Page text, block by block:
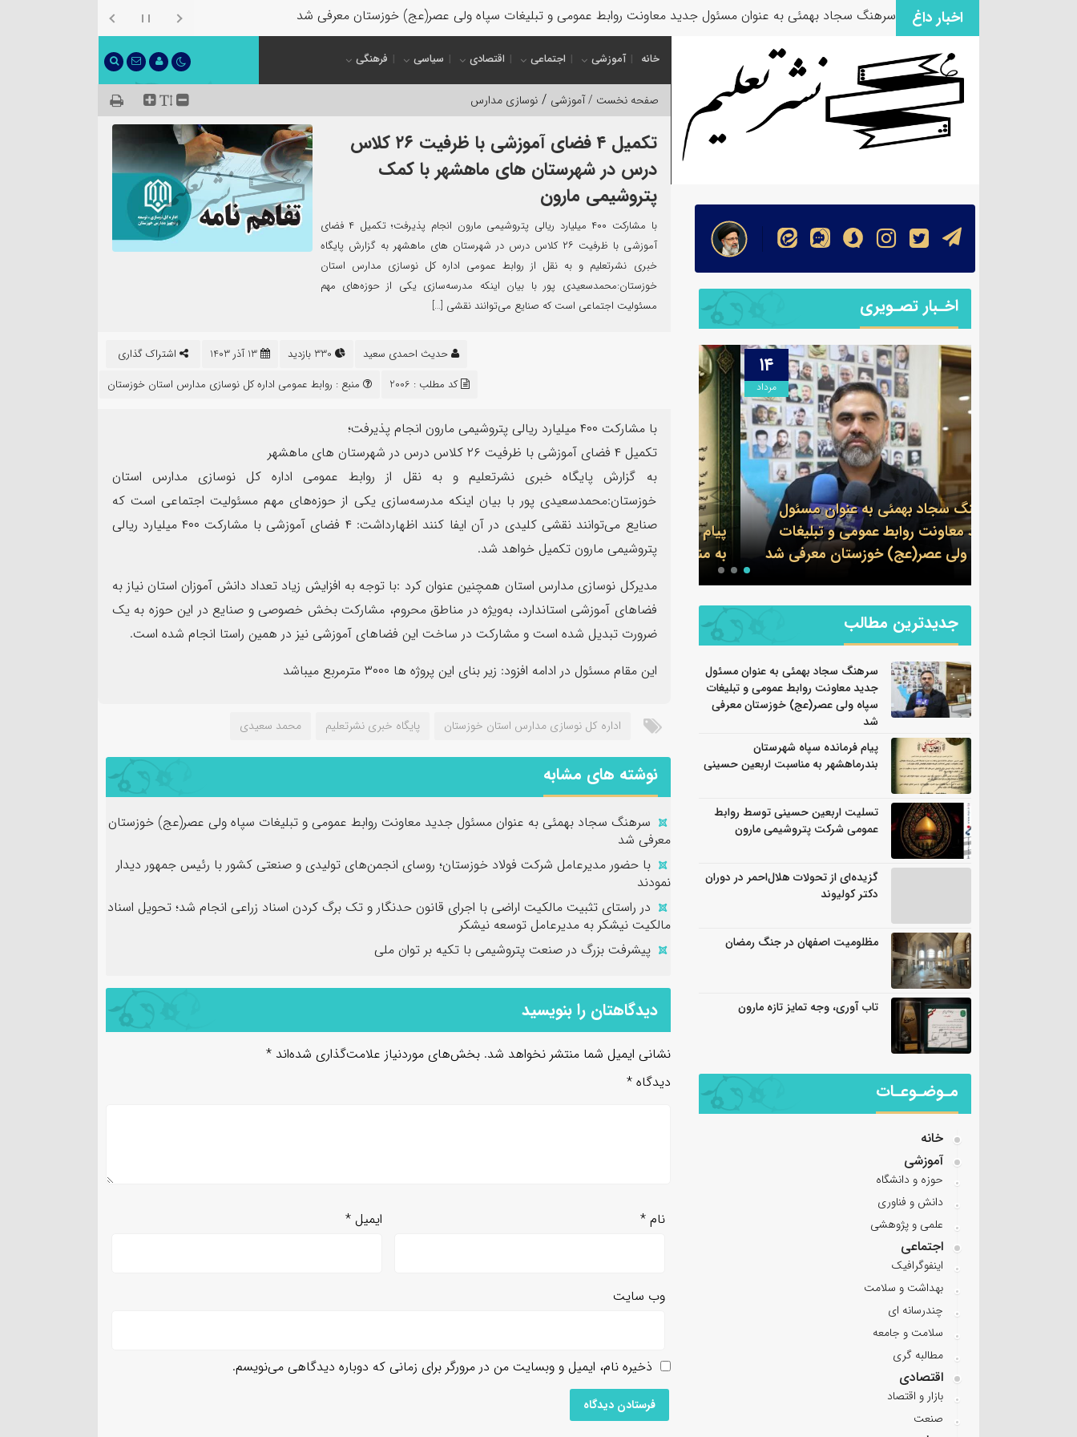
اخبار داغ سرهنگ سجاد بهمئی به عنوان مسئول جدید معاونت روابط عمومی و تبلیغات سپاه ولی عصر(عج) خوزستان معرفی شد
خانه آموزشی اجتماعی اقتصادی سیاسی فرهنگی
صفحه نخست /آموزشی / نوسازی مدارس
تکمیل ۴ فضای آموزشی با ظرفیت ۲۶ کلاس
درس در شهرستان های ماهشهر با کمک
پتروشیمی مارون
با مشارکت ۴۰۰ میلیارد ریالی پتروشیمی مارون انجام پذیرفت؛ تکمیل ۴ فضای
آموزشی با ظرفیت ۲۶ کلاس درس در شهرستان های ماهشهر به‌ گزارش پایگاه
خبری نشرتعلیم و به نقل از روابط عمومی اداره کل نوسازی مدارس استان
خوزستان:محمدسعیدی پور با بیان اینکه مدرسه‌سازی یکی از حوزه‌های مهم
مسئولیت اجتماعی است که صنایع می‌توانند نقشی […]
اشتراک گذاری
حدیث احمدی سعید
منبع : روابط عمومی اداره کل نوسازی مدارس استان خوزستان کد مطلب : 2006
با مشارکت ۴۰۰ میلیارد ریالی پتروشیمی مارون انجام پذیرفت؛
تکمیل ۴ فضای آموزشی با ظرفیت ۲۶ کلاس درس در شهرستان های ماهشهر
به‌ گزارش پایگاه خبری نشرتعلیم و به نقل از روابط عمومی اداره کل نوسازی مدارس استان
خوزستان:محمدسعیدی پور با بیان اینکه مدرسه‌سازی یکی از حوزه‌های مهم مسئولیت اجتماعی است که
صنایع می‌توانند نقشی کلیدی در آن ایفا کنند اظهارداشت: ۴ فضای آموزشی با مشارکت ۴۰۰ میلیارد ریالی
پتروشیمی مارون تکمیل خواهد شد.
مدیرکل نوسازی مدارس استان همچنین عنوان کرد :با توجه به افزایش زیاد تعداد دانش آموزان استان نیاز به
فضاهای آموزشی استاندارد، به‌ویژه در مناطق محروم، مشارکت بخش خصوصی و صنایع در این حوزه به یک
ضرورت تبدیل شده است و مشارکت در ساخت این فضاهای آموزشی نیز در همین راستا انجام شده است.
این مقام مسئول در ادامه افزود: زیر بنای این پروژه ها ۳۰۰۰ مترمربع میباشد
اداره کل نوسازی مدارس استان خوزستان پایگاه خبری نشرتعلیم محمد سعیدی
نوشته های مشابه
سرهنگ سجاد بهمئی به عنوان مسئول جدید معاونت روابط عمومی و تبلیغات سپاه ولی عصر(عج) خوزستان
معرفی شد
با حضور مدیرعامل شرکت فولاد خوزستان؛ روسای انجمن‌های تولیدی و صنعتی کشور با رئیس جمهور دیدار
نمودند
در راستای تثبیت مالکیت اراضی با اجرای قانون حدنگار و تک برگ کردن اسناد زراعی انجام شد؛ تحویل اسناد
مالکیت نیشکر به مدیرعامل توسعه نیشکر
پیشرفت بزرگ در صنعت پتروشیمی با تکیه بر توان ملی
دیدگاهتان را بنویسید
نشانی ایمیل شما منتشر نخواهد شد. بخش‌های موردنیاز علامت‌گذاری شده‌اند *
دیدگاه *
نام* ایمیل *
وب‌ سایت
ذخیره نام، ایمیل و وبسایت من در مرورگر برای زمانی که دوباره دیدگاهی می‌نویسم.
اخـبار تصـویری
۱۳
مرداد
پیام فرمانده سپاه شهرستان بندرماهشهر
به مناسبت اربعین حسینی
۱۳
مرداد
تسلیت اربعین حسینی توسط روابط
عمومی شرکت پتروشیمی مارون
۱۴
مرداد
سرهنگ سجاد بهمئی به عنوان مسئول
جدید معاونت روابط عمومی و تبلیغات
پیام فرمانده سپاه
جدیدترین مطالب
سرهنگ سجاد بهمئی به عنوان مسئول
جدید معاونت روابط عمومی و تبلیغات
سپاه ولی عصر(عج) خوزستان معرفی
شد
پیام فرمانده سپاه شهرستان
بندرماهشهر به مناسبت اربعین حسینی
تسلیت اربعین حسینی توسط روابط
عمومی شرکت پتروشیمی مارون
گزیده‌ای از تحولات هلال‌احمر در دوران
دکتر کولیوند
مظلومیت اصفهان در جنگ رمضان
تاب آوری، وجه تمایز تازه مارون
مـوضـوعـات
خانه
آموزشی
حوزه و دانشگاه
دانش و فناوری
علمی و پژوهشی
اجتماعی
اینفوگرافیک
بهداشت و سلامت
چندرسانه ای
سلامت و جامعه
مطالبه گری
اقتصادی
بازار و اقتصاد
صنعت